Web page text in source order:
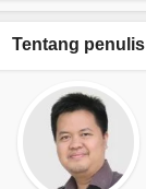
Tentang penulis